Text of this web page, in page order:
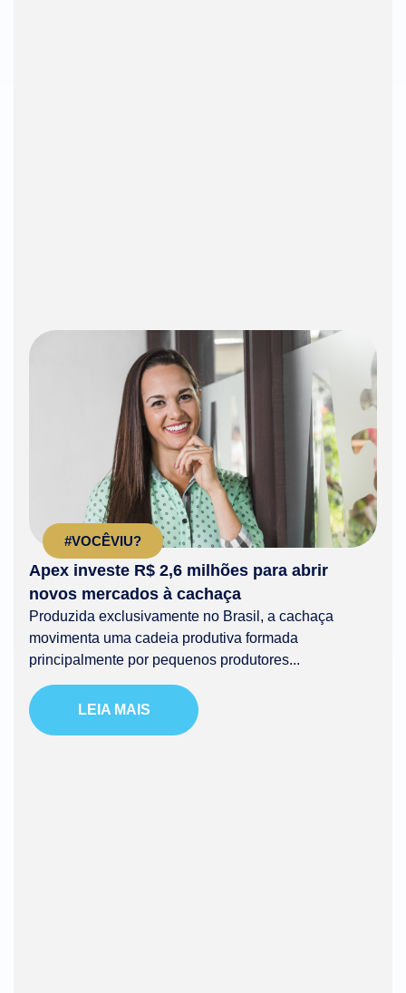
#VOCÊVIU?
Apex investe R$ 2,6 milhões para abrir
novos mercados à cachaça
Produzida exclusivamente no Brasil, a cachaça
movimenta uma cadeia produtiva formada
principalmente por pequenos produtores...
LEIA MAIS